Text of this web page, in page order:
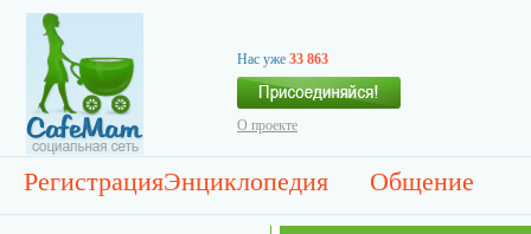
Нас уже 33 863
О проекте
РегистрацияЭнциклопедия Общение